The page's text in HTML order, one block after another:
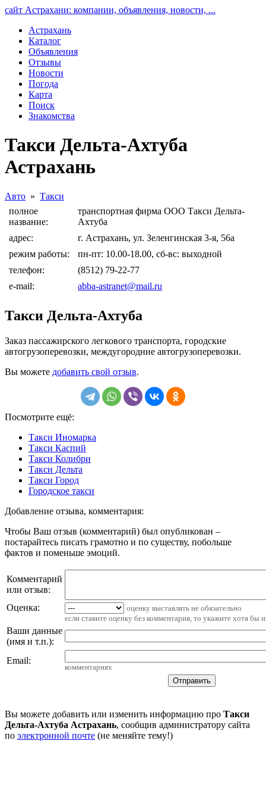
сайт Астрахани: компании, объявления, новости, ...
Астрахань
Каталог
Объявления
Отзывы
Новости
Погода
Карта
Поиск
Знакомства
Такси Дельта-Ахтуба
Астрахань
Авто » Такси
полное
название:
транспортная фирма ООО Такси Дельта-
Ахтуба
адрес:
г. Астрахань, ул. Зеленгинская 3-я, 56а
режим работы:
пн-пт: 10.00-18.00, сб-вс: выходной
телефон:
(8512) 79-22-77
e-mail:
abba-astranet@mail.ru
Такси Дельта-Ахтуба
Заказ пассажирского легкового транспорта, городские
автогрузоперевозки, междугородние автогрузоперевозки.
Вы можете добавить свой отзыв.
Посмотрите ещё:
Такси Иномарка
Такси Каспий
Такси Колибри
Такси Дельта
Такси Город
Городское такси
Добавление отзыва, комментария:
Чтобы Ваш отзыв (комментарий) был опубликован –
постарайтесь писать грамотно и по существу, побольше
фактов и поменьше эмоций.
Комментарий
или отзыв:
Оценка:
оценку выставлять не обязательно
если ставите оценку без комментария, то укажите хотя бы
Ваши данные
(имя и т.п.):
Email:
комментариях
Вы можете добавить или изменить информацию про Такси
Дельта-Ахтуба Астрахань, сообщив администратору сайта
по электронной почте (не меняйте тему!)